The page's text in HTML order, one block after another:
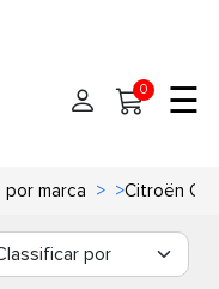
0 ☰
por marca > >Citroën C3